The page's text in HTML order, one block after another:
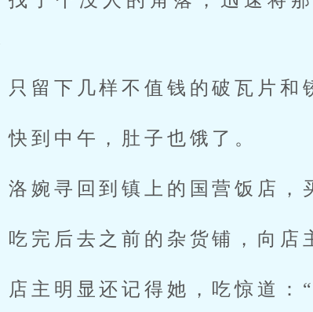
只留下几样不值钱的破瓦片和
快到中午，肚子也饿了。
洛婉寻回到镇上的国营饭店，
吃完后去之前的杂货铺，向店
店主明显还记得她，吃惊道：